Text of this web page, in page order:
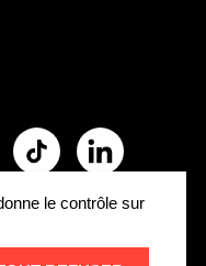
picto-
picto-
tiktok
linkedin
le contrôle sur